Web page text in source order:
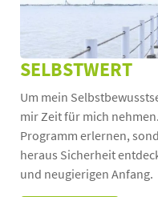
SELBSTWERT
Um mein
mir Zeit für mich
Programm erlernen,
heraus Sicherheit
und neugierigen Anfang.